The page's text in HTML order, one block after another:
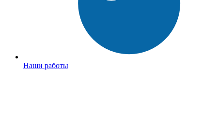
Наши работы